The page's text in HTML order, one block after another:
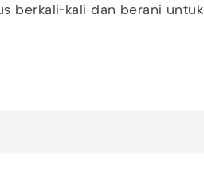
berkali-kali dan berani untuk